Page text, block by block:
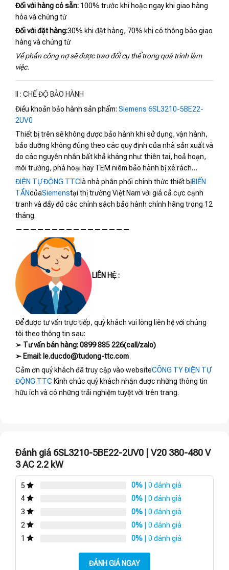
Đối với hàng có sẵn: 100% trước khi hoặc ngay khi giao hàng
hóa và chứng từ
Đối với đặt hàng:30% khi đặt hàng, 70% khi có thông báo giao
hàng và chứng từ
Về phần công nợ sẽ được trao đổi cụ thể trong quá trình làm
việc.
II : CHẾ ĐỘ BẢO HÀNH
Điều khoản bảo hành sản phẩm: Siemens 6SL3210-5BE22-
2UV0
Thiết bị trên sẽ không được bảo hành khi sử dụng, vận hành,
bảo dưỡng không đúng theo các quy định của nhà sản xuất và
do các nguyên nhân bất khả kháng như: thiên tai, hoả hoạn,
môi trường, phá hoại hay TEM niêm bảo hành bị xé rách…
ĐIỆN TỰ ĐỘNG TTC là nhà phân phối chính thức thiết bịBIẾN
TẦNcủaSiemenstại thị trường Việt Nam với giá cả cực cạnh
tranh và đầy đủ các chính sách bảo hành chính hãng trong 12
tháng.
————————————————
LIÊN HỆ :
Để được tư vấn trực tiếp, quý khách vui lòng liên hệ với chúng
tôi theo thông tin sau:
➢ Tư vấn bán hàng: 0899 885 226(call/zalo)
➢ Email: le.ducdo@tudong-ttc.com
Cảm ơn quý khách đã truy cập vào websiteCÔNG TY ĐIỆN TỰ
ĐỘNG TTC Kính chúc quý khách nhận được những thông tin
hữu ích và có những trải nghiệm tuyệt vời trên trang.
Đánh giá 6SL3210-5BE22-2UV0 | V20 380-480 V
3 AC 2.2 kW
5 0% | 0 đánh giá
4
0% | 0 đánh giá
3
0% | 0 đánh giá
2
0% | 0 đánh giá
1
0% | 0 đánh giá
ĐÁNH GIÁ NGAY